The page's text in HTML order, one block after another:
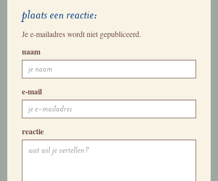
plaats een reactie:
Je e-mailadres wordt niet gepubliceerd.
naam
e-mail
reactie